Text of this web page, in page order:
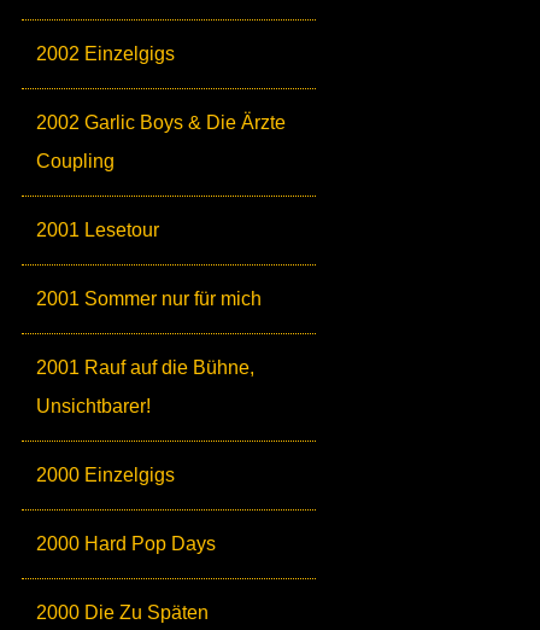
2002 Einzelgigs
2002 Garlic Boys & Die Ärzte
Coupling
2001 Lesetour
2001 Sommer nur für mich
2001 Rauf auf die Bühne,
Unsichtbarer!
2000 Einzelgigs
2000 Hard Pop Days
2000 Die Zu Späten